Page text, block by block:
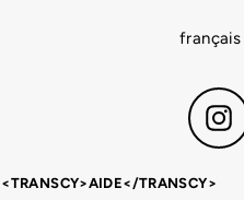
français
<TRANSCY>AIDE</TRANSCY>